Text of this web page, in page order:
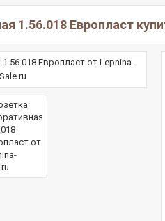
1.56.018 Европласт